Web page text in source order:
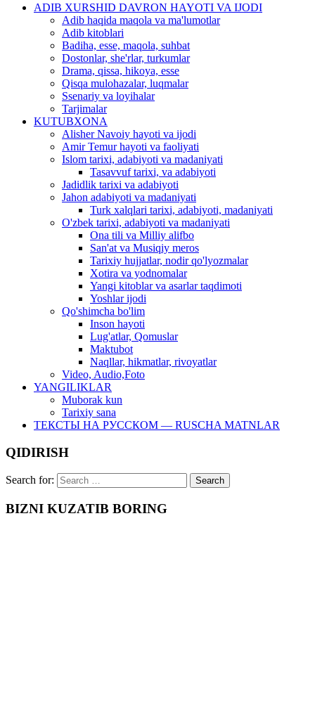
ADIB XURSHID DAVRON HAYOTI VA IJODI
Adib haqida maqola va ma'lumotlar
Adib kitoblari
Badiha, esse, maqola, suhbat
Dostonlar, she'rlar, turkumlar
Drama, qissa, hikoya, esse
Qisqa mulohazalar, luqmalar
Ssenariy va loyihalar
Tarjimalar
KUTUBXONA
Alisher Navoiy hayoti va ijodi
Amir Temur hayoti va faoliyati
Islom tarixi, adabiyoti va madaniyati
Tasavvuf tarixi, va adabiyoti
Jadidlik tarixi va adabiyoti
Jahon adabiyoti va madaniyati
Turk xalqlari tarixi, adabiyoti, madaniyati
O'zbek tarixi, adabiyoti va madaniyati
Ona tili va Milliy alifbo
San'at va Musiqiy meros
Tarixiy hujjatlar, nodir qo'lyozmalar
Xotira va yodnomalar
Yangi kitoblar va asarlar taqdimoti
Yoshlar ijodi
Qo'shimcha bo'lim
Inson hayoti
Lug'atlar, Qomuslar
Maktubot
Naqllar, hikmatlar, rivoyatlar
Video, Audio,Foto
YANGILIKLAR
Muborak kun
Tarixiy sana
ТЕКСТЫ НА РУССКОМ — RUSCHA MATNLAR
QIDIRISH
Search for:
BIZNI KUZATIB BORING